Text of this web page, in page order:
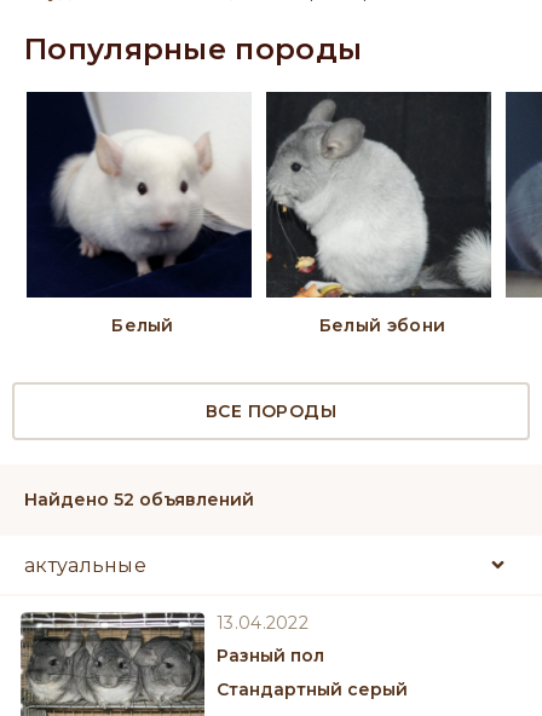
Популярные породы
Белый Белый эбони
ВСЕ ПОРОДЫ
Найдено 52 объявлений
13.04.2022
разный пол
Стандартный серый